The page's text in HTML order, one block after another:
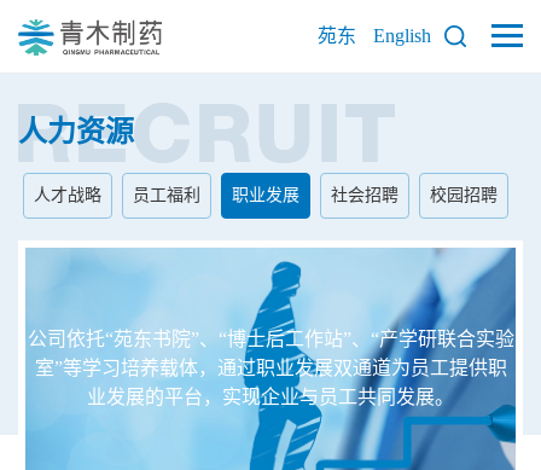
苑东 English
人力资源
人才战略 员工福利 职业发展 社会招聘 校园招聘
公司依托“苑东书院”、“博士后工作站”、“产学研联合实验
室”等学习培养载体，通过职业发展双通道为员工提供职
业发展的平台，实现企业与员工共同发展。